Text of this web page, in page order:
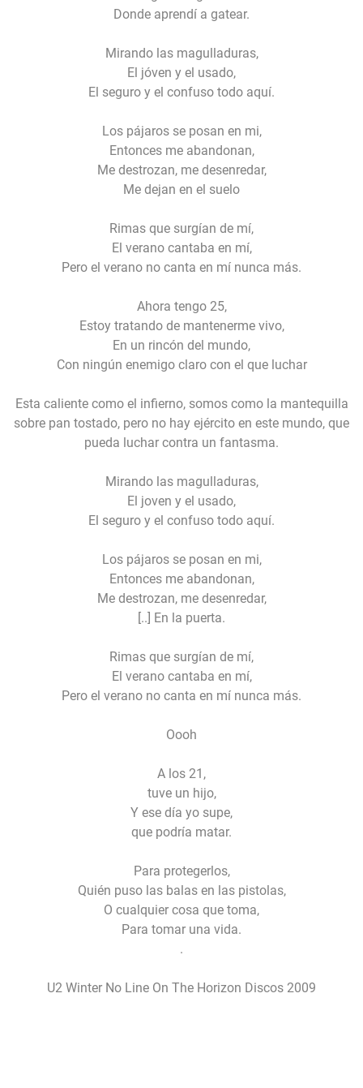
Donde aprendí a gatear.
Mirando las magulladuras,
El jóven y el usado,
El seguro y el confuso todo aquí.
Los pájaros se posan en mi,
Entonces me abandonan,
Me destrozan, me desenredar,
Me dejan en el suelo
Rimas que surgían de mí,
El verano cantaba en mí,
Pero el verano no canta en mí nunca más.
Ahora tengo 25,
Estoy tratando de mantenerme vivo,
En un rincón del mundo,
Con ningún enemigo claro con el que luchar
Esta caliente como el infierno, somos como la mantequilla
sobre pan tostado, pero no hay ejército en este mundo, que
pueda luchar contra un fantasma.
Mirando las magulladuras,
El joven y el usado,
El seguro y el confuso todo aquí.
Los pájaros se posan en mi,
Entonces me abandonan,
Me destrozan, me desenredar,
[..] En la puerta.
Rimas que surgían de mí,
El verano cantaba en mí,
Pero el verano no canta en mí nunca más.
Oooh
A los 21,
tuve un hijo,
Y ese día yo supe,
que podría matar.
Para protegerlos,
Quién puso las balas en las pistolas,
O cualquier cosa que toma,
Para tomar una vida.
.
U2 Winter No Line On The Horizon Discos 2009